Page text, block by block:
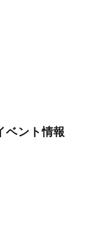
ベント情報